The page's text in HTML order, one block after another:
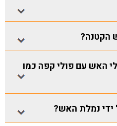
הקטנה?
האש עם פולי קפה כמו
ידי נמלת האש?